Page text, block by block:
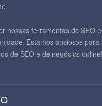
nossas ferramentas de SEO
Estamos ansiosos para
de SEO e de negócios online!